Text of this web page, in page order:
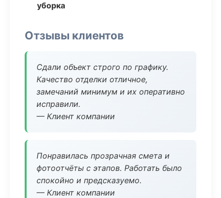
уборка
Отзывы клиентов
Сдали объект строго по графику.
Качество отделки отличное,
замечаний минимум и их оперативно
исправили.
— Клиент компании
Понравилась прозрачная смета и
фотоотчёты с этапов. Работать было
спокойно и предсказуемо.
— Клиент компании